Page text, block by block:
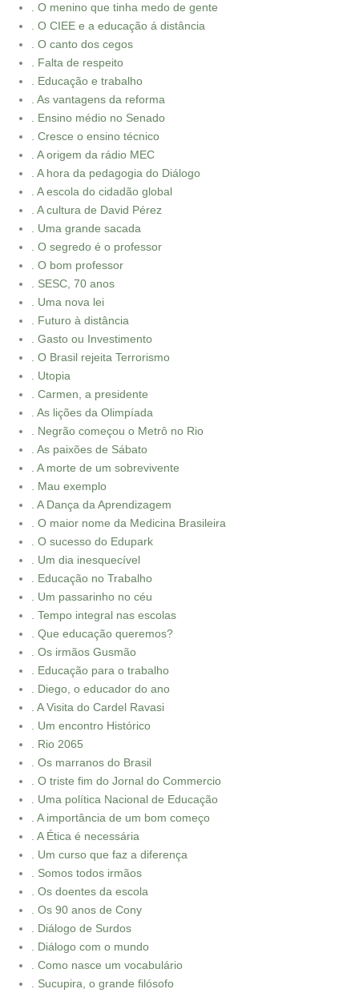
. O menino que tinha medo de gente
. O CIEE e a educação á distância
. O canto dos cegos
. Falta de respeito
. Educação e trabalho
. As vantagens da reforma
. Ensino médio no Senado
. Cresce o ensino técnico
. A origem da rádio MEC
. A hora da pedagogia do Diálogo
. A escola do cidadão global
. A cultura de David Pérez
. Uma grande sacada
. O segredo é o professor
. O bom professor
. SESC, 70 anos
. Uma nova lei
. Futuro à distância
. Gasto ou Investimento
. O Brasil rejeita Terrorismo
. Utopia
. Carmen, a presidente
. As lições da Olimpíada
. Negrão começou o Metrô no Rio
. As paixões de Sábato
. A morte de um sobrevivente
. Mau exemplo
. A Dança da Aprendizagem
. O maior nome da Medicina Brasileira
. O sucesso do Edupark
. Um dia inesquecível
. Educação no Trabalho
. Um passarinho no céu
. Tempo integral nas escolas
. Que educação queremos?
. Os irmãos Gusmão
. Educação para o trabalho
. Diego, o educador do ano
. A Visita do Cardel Ravasi
. Um encontro Histórico
. Rio 2065
. Os marranos do Brasil
. O triste fim do Jornal do Commercio
. Uma política Nacional de Educação
. A importância de um bom começo
. A Ética é necessária
. Um curso que faz a diferença
. Somos todos irmãos
. Os doentes da escola
. Os 90 anos de Cony
. Diálogo de Surdos
. Diálogo com o mundo
. Como nasce um vocabulário
. Sucupira, o grande filósofo